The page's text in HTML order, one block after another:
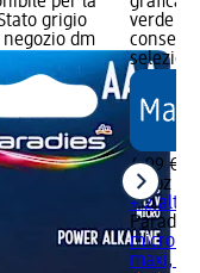
grigio
dm
verde
4,99 €
20 pz
+ 2 altre
Paradies
micro
maxi, 20